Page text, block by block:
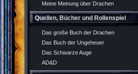
Meine Meinung über Drachen
Quellen, Bücher und Rollenspiel
Das große Buch der Drachen
Das Buch der Ungeheuer
Das Schwarze Auge
AD&D